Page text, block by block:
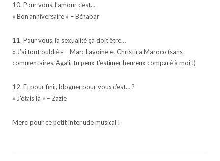
10. Pour vous, l’amour c’est…
« Bon anniversaire » – Bénabar
11. Pour vous, la sexualité ça doit être…
« J’ai tout oublié » – Marc Lavoine et Christina Maroco (sans
commentaires, Agali, tu peux t’estimer heureux comparé à moi !)
12. Et pour finir, bloguer pour vous c’est… ?
« J’étais là » – Zazie
Merci pour ce petit interlude musical !